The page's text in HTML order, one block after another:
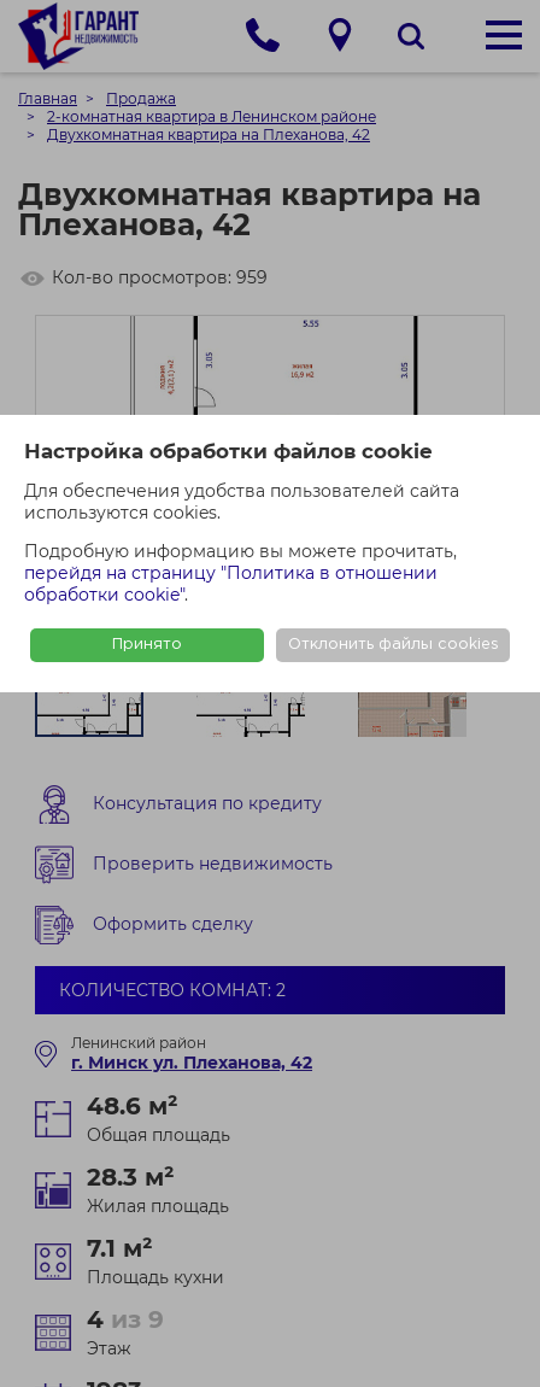
Настройка обработки файлов cookie
Для обеспечения удобства пользователей сайта
используются cookies.
Подробную информацию вы можете прочитать,
перейдя на страницу "Политика в отношении
обработки cookie".
Принято Отклонить файлы cookies
Главная
Продажа
2-комнатная квартира в Ленинском районе
Двухкомнатная квартира на Плеханова, 42
Двухкомнатная квартира на
Плеханова, 42
Кол-во просмотров: 959
Консультация по кредиту
Проверить недвижимость
Оформить сделку
КОЛИЧЕСТВО КОМНАТ: 2
Ленинский район
г. Минск ул. Плеханова, 42
48.6 м²
Общая площадь
28.3 м²
Жилая площадь
7.1 м²
Площадь кухни
4 из 9
Этаж